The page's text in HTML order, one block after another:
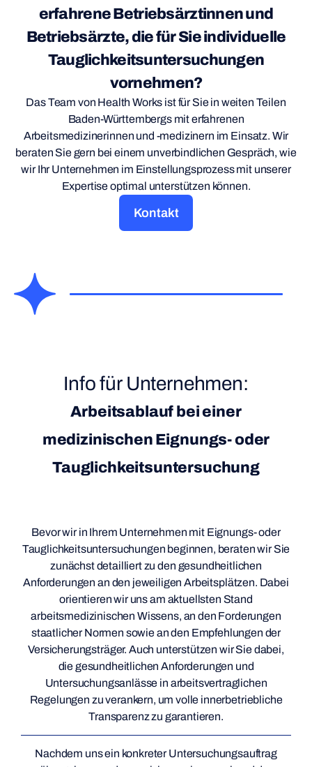
erfahrene Betriebsärztinnen und
Betriebsärzte, die für Sie individuelle
Tauglichkeitsuntersuchungen
vornehmen?
Das Team von Health Works ist für Sie in weiten Teilen
Baden-Württembergs mit erfahrenen
Arbeitsmedizinerinnen und -medizinern im Einsatz. Wir
beraten Sie gern bei einem unverbindlichen Gespräch, wie
wir Ihr Unternehmen im Einstellungsprozess mit unserer
Expertise optimal unterstützen können.
Kontakt
Info für Unternehmen:
Arbeitsablauf bei einer
medizinischen Eignungs- oder
Tauglichkeitsuntersuchung
Bevor wir in Ihrem Unternehmen mit Eignungs- oder
Tauglichkeitsuntersuchungen beginnen, beraten wir Sie
zunächst detailliert zu den gesundheitlichen
Anforderungen an den jeweiligen Arbeitsplätzen. Dabei
orientieren wir uns am aktuellsten Stand
arbeitsmedizinischen Wissens, an den Forderungen
staatlicher Normen sowie an den Empfehlungen der
Versicherungsträger. Auch unterstützen wir Sie dabei,
die gesundheitlichen Anforderungen und
Untersuchungsanlässe in arbeitsvertraglichen
Regelungen zu verankern, um volle innerbetriebliche
Transparenz zu garantieren.
Nachdem uns ein konkreter Untersuchungsauftrag